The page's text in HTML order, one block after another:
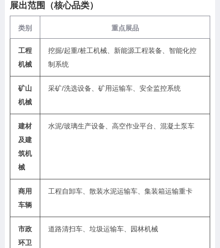
展出范围（核心品类）
类别 重点展品
工程
机械
挖掘/起重/桩工机械、新能源工程装备、智能化控
制系统
矿山
机械
采矿/洗选设备、矿用运输车、安全监控系统
建材
及建
筑机
械
水泥/玻璃生产设备、高空作业平台、混凝土泵车
商用
车辆
工程自卸车、散装水泥运输车、集装箱运输重卡
市政
环卫
道路清扫车、垃圾运输车、园林机械